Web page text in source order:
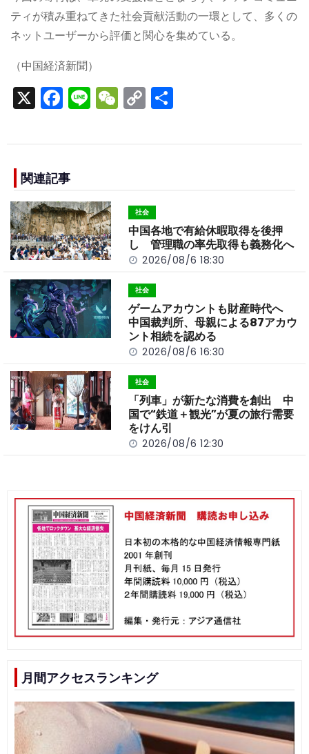
ティが積み重ねてきた社会貢献活動の一環として、多くの
ネットユーザーから評価と関心を集めている。
（中国経済新聞）
X F
a
e
b
o
o
k
Li
n
W
e
C
o
n
k
関連記事
社会
中国各地で有給休暇取得を後押
し 管理職の率先取得も義務化へ
2026/08/6 18:30
社会
ゲームアカウントも財産時代へ
中国裁判所、母親による87アカウ
ント相続を認める
2026/08/6 16:30
社会
「列車」が新たな消費を創出 中
国で“鉄道＋観光”が夏の旅行需要
をけん引
2026/08/6 12:30
月間アクセスランキング